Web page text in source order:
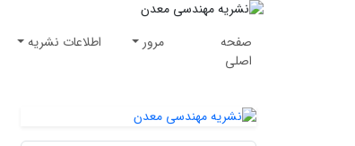
صفحه
اصلی
مرور اطلاعات نشریه